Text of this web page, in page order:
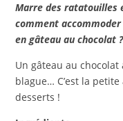
Marre des ratatouilles
comment
en gâteau au chocolat ?
Un gâteau au chocolat
blague… C’est la
desserts !